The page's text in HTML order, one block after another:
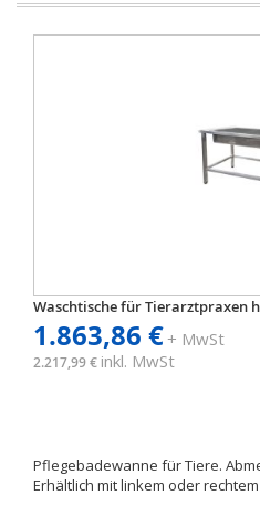
Waschtische für Tierarztpraxen
1.863,86 €+ MwSt
2.217,99 € inkl. MwSt
Pflegebadewanne für Tiere.
Erhältlich mit linkem oder